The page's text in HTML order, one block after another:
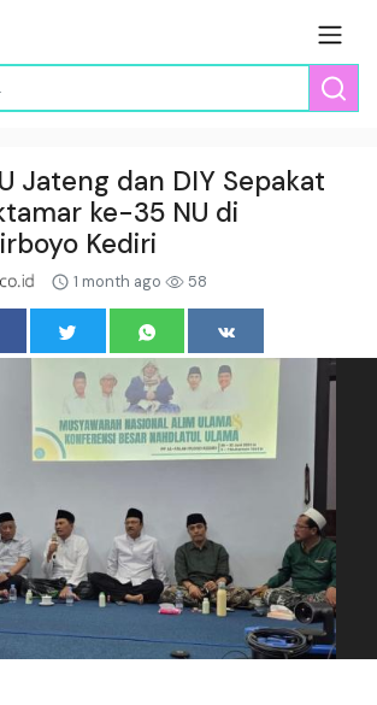
Jateng dan DIY Sepakat
ke-35 NU di
Kediri
1 month ago 58